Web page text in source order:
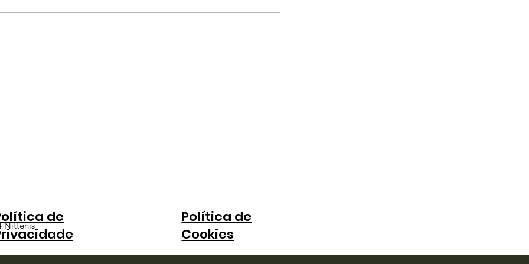
justa
outra vez e encerra
Nittenis
de
Política de
Cookies